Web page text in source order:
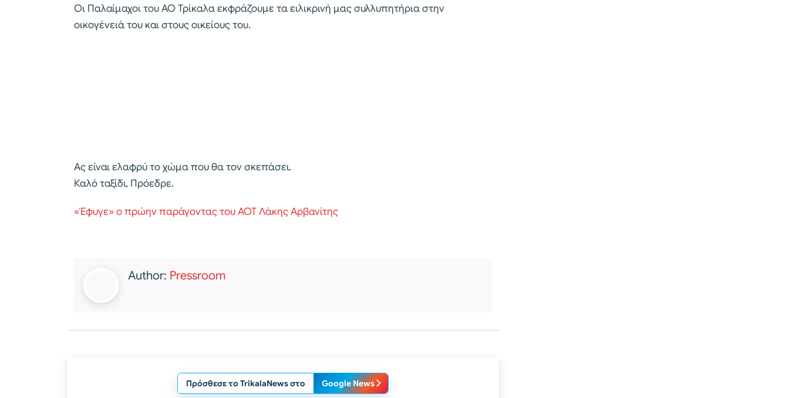
Οι Παλαίμαχοι του ΑΟ Τρίκαλα εκφράζουμε τα ειλικρινή μας συλλυπητήρια στην
οικογένειά του και στους οικείους του.
Ας είναι ελαφρύ το χώμα που θα τον σκεπάσει.
Καλό ταξίδι, Πρόεδρε.
«Έφυγε» ο πρώην παράγοντας του ΑΟΤ Λάκης Αρβανίτης
Author: Pressroom
Πρόσθεσε το TrikalaNews στο Google News